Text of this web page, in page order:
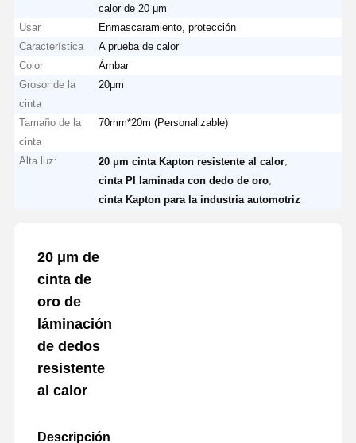
calor de 20 μm
Usar
Enmascaramiento, protección
Característica
A prueba de calor
Color
Ámbar
Grosor de la
cinta
20μm
Tamaño de la
cinta
70mm*20m (Personalizable)
Alta luz: 20 μm cinta Kapton resistente al calor
cinta PI laminada con dedo de oro
cinta Kapton para la industria automotriz
20 μm de
cinta de
oro de
láminación
de dedos
resistente
al calor
Descripción